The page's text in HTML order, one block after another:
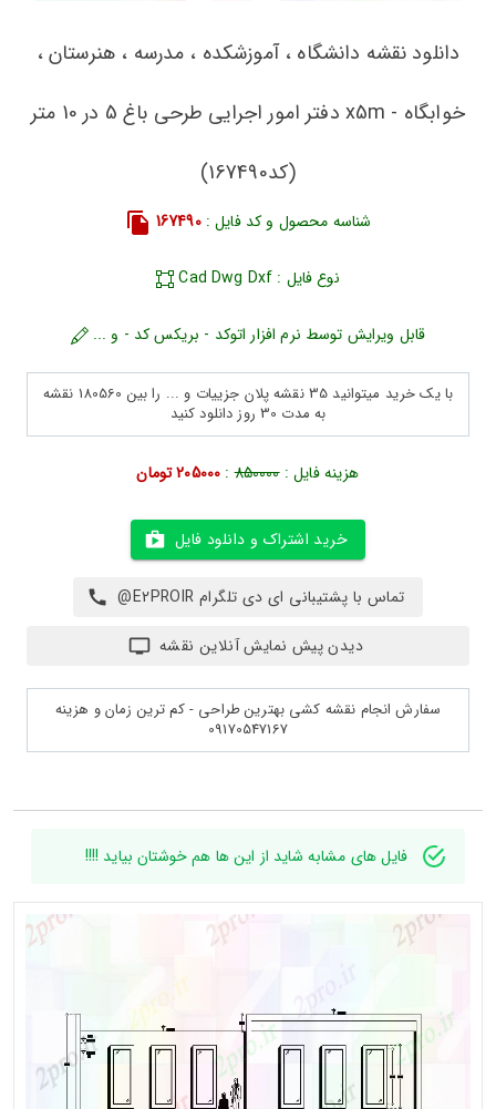
دانلود نقشه دانشگاه ، آموزشکده ، مدرسه ، هنرستان ،
خوابگاه - x5m دفتر امور اجرایی طرحی باغ 5 در 10 متر
(کد167490)
شناسه محصول و کد فایل :167490
نوع فایل : Cad Dwg Dxf
قابل ویرایش توسط نرم افزار اتوکد - بریکس کد - و ...
با یک خرید میتوانید 35 نقشه پلان جزییات و ... را بین 180560 نقشه
به مدت 30 روز دانلود کنید
هزینه فایل :850000
: 205000 تومان
خرید اشتراک و دانلود فایل
تماس با پشتیبانی ای دی تلگرام E2PROIR@
دیدن پیش نمایش آنلاین نقشه
سفارش انجام نقشه کشی بهترین طراحی - کم ترین زمان و هزینه
09170547167
فایل های مشابه شاید از این ها هم خوشتان بیاید !!!!